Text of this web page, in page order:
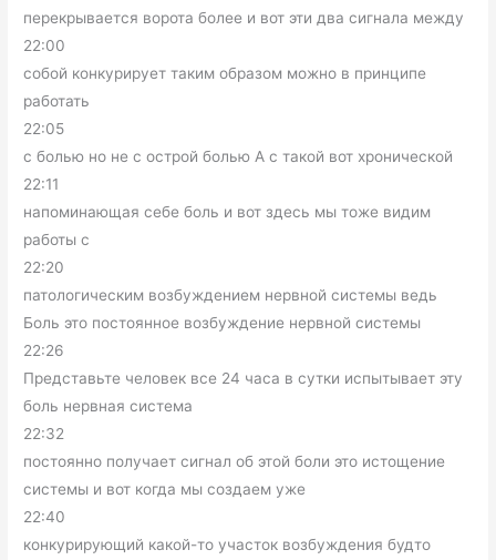
перекрывается ворота более и вот эти два сигнала между
22:00
собой конкурирует таким образом можно в принципе
работать
22:05
с болью но не с острой болью А с такой вот хронической
22:11
напоминающая себе боль и вот здесь мы тоже видим
работы с
22:20
патологическим возбуждением нервной системы ведь
Боль это постоянное возбуждение нервной системы
22:26
Представьте человек все 24 часа в сутки испытывает эту
боль нервная система
22:32
постоянно получает сигнал об этой боли это истощение
системы и вот когда мы создаем уже
22:40
конкурирующий какой-то участок возбуждения будто